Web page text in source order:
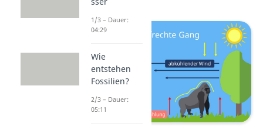
1/3 – Dauer:
04:29
Wie
entstehen
Fossilien?
2/3 – Dauer:
05:11